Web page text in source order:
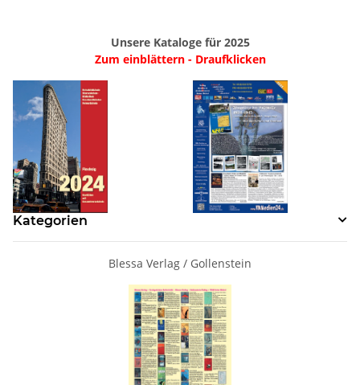
Unsere Kataloge für 2025
Zum einblättern - Draufklicken
Kategorien
Blessa Verlag / Gollenstein